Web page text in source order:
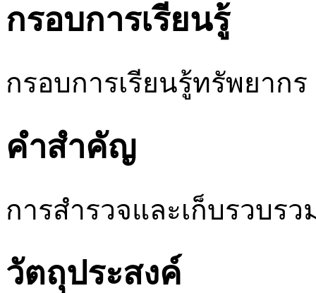
กรอบการเรียนรู้
กรอบการเรียนรู้ทรัพยากร
คำสำคัญ
การสำรวจและเก็บรวบร
วัตถุประสงค์